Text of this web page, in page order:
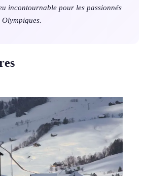
incontournable pour les passionnés